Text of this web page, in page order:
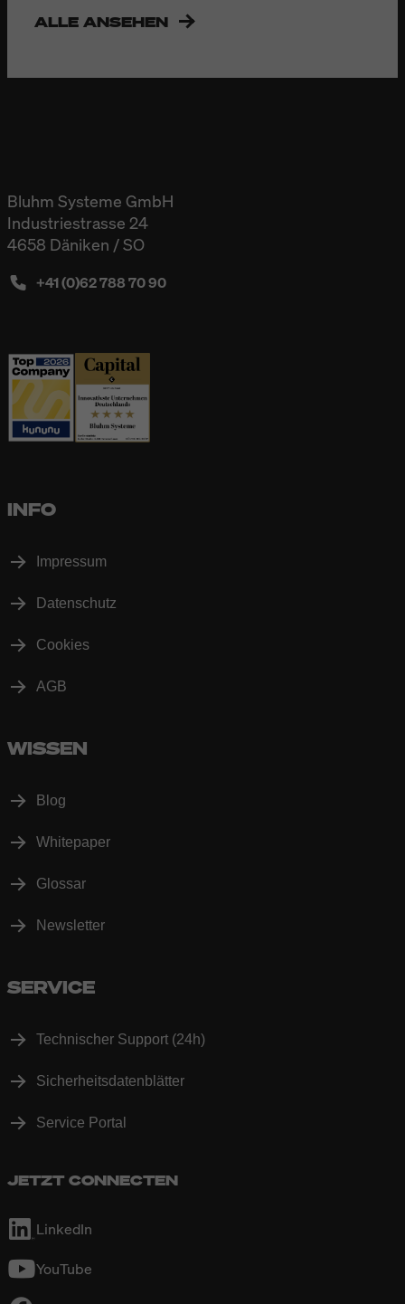
ALLE ANSEHEN
Bluhm Systeme GmbH
Industriestrasse 24
4658 Däniken / SO
+41 (0)62 788 70 90
INFO
Impressum
Datenschutz
Cookies
AGB
WISSEN
Blog
Whitepaper
Glossar
Newsletter
SERVICE
Technischer Support (24h)
Sicherheitsdatenblätter
Service Portal
JETZT CONNECTEN
LinkedIn
YouTube